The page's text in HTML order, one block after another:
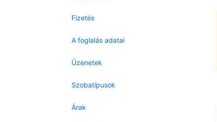
Fizetés
A foglalás adatai
Üzenetek
Szobatípusok
Árak